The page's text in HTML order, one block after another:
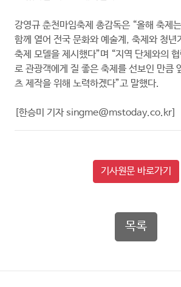
강영규 춘천마임축제 총감독은 “올해 축제
함께 열어 전국 문화와 예술계, 축제와 청년
축제 모델을 제시했다”며 “지역 단체와의
로 관광객에게 질 좋은 축제를 선보인 만큼
츠 제작을 위해 노력하겠다”고 말했다.
[한승미 기자 singme@mstoday.co.kr]
기사원문 바로가기
목록